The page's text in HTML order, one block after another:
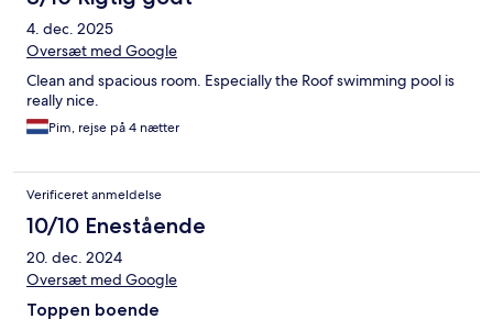
4. dec. 2025
Oversæt med Google
Clean and spacious room. Especially the Roof swimming pool is
really nice.
Pim, rejse på 4 nætter
Verificeret anmeldelse
10/10 Enestående
20. dec. 2024
Oversæt med Google
Toppen boende